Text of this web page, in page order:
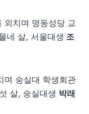
외치며 명동성당 교
네 살, 서울대생 조
며 숭실대 학생회관
살, 숭실대생 박래